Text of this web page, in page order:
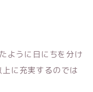
ように日にちを分け
に充実するのでは